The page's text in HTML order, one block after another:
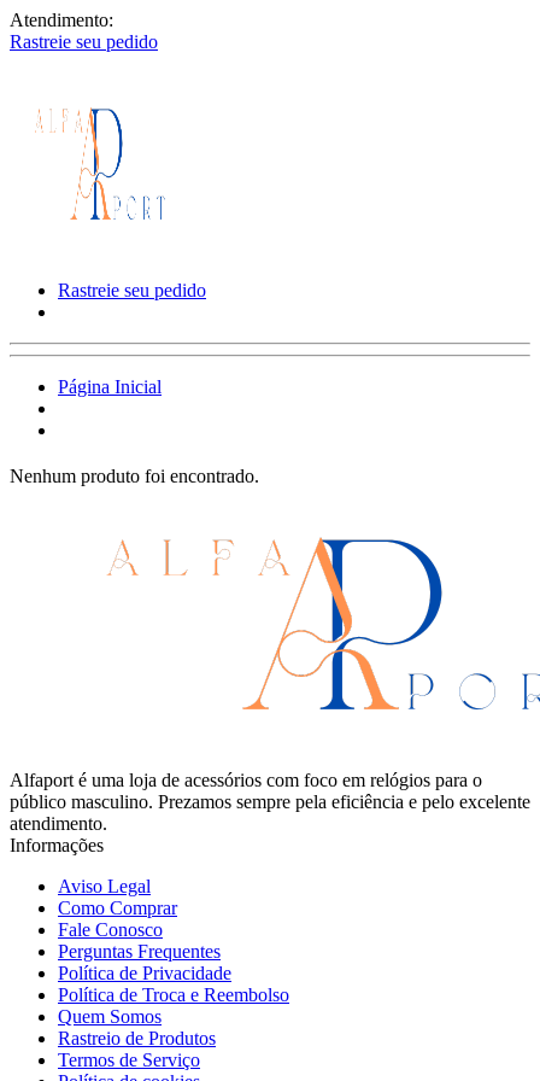
Atendimento:
Rastreie seu pedido
Rastreie seu pedido
Página Inicial
Nenhum produto foi encontrado.
Alfaport é uma loja de acessórios com foco em relógios para o
público masculino. Prezamos sempre pela eficiência e pelo excelente
atendimento.
Informações
Aviso Legal
Como Comprar
Fale Conosco
Perguntas Frequentes
Política de Privacidade
Política de Troca e Reembolso
Quem Somos
Rastreio de Produtos
Termos de Serviço